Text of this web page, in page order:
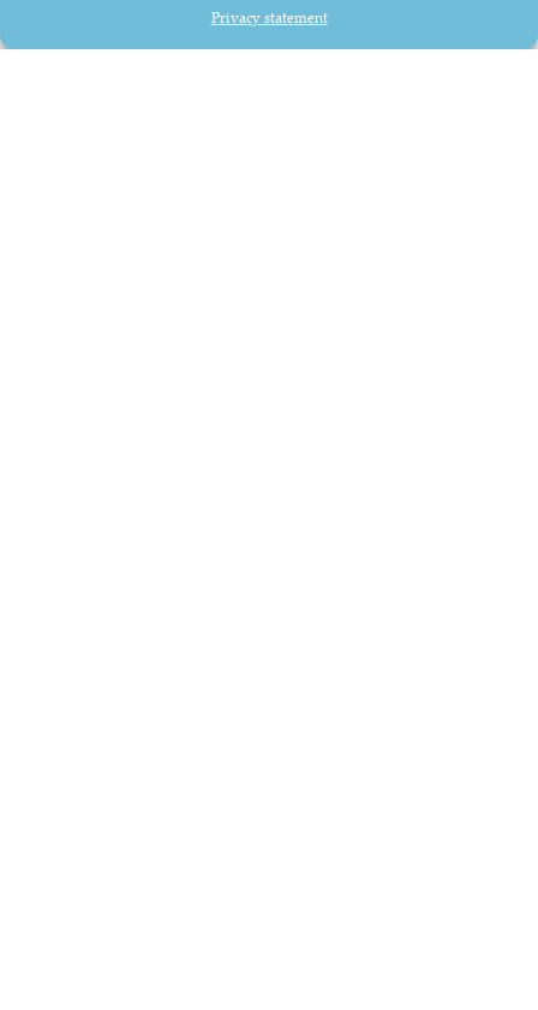
Privacy statement
aan je eigen leven of aan een team, dan is
deze leergang een goede keuze!